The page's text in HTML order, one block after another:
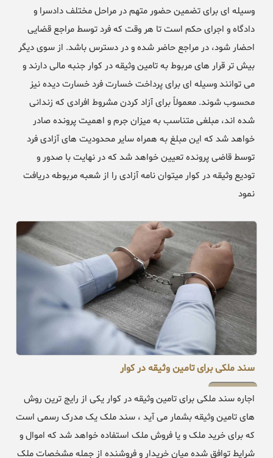
وسیله ای برای تضمین حضور متهم در مراحل مختلف دادسرا و
دادگاه و اجرای حکم است تا هر وقت که فرد توسط مراجع قضایی
احضار شود، در مراجع حاضر شده و در دسترس باشد. از سوی دیگر
بیش تر قرار های مربوط به تامین وثیقه در کوار جنبه مالی دارند و
می توانند وسیله ای برای پرداخت خسارت فرد خسارت دیده نیز
محسوب شوند. معمولاً برای آزاد کردن مشروط افرادی که زندانی
شده اند، مبلغی متناسب به میزان جرم و اهمیت پرونده صادر
خواهد شد که این مبلغ به همراه سایر محدودیت های آزادی فرد
توسط قاضی پرونده تعیین خواهد شد که در نهایت با صدور و
تودیع وثیقه در کوار میتوان نامه آزادی را از شعبه مربوطه دریافت
نمود
سند ملکی برای تامین وثیقه در کوار
اجاره سند ملکی برای تامین وثیقه در کوار یکی از رایج ترین روش
های تامین وثیقه بشمار می آید ، سند ملک یک مدرک رسمی است
که برای خرید ملک و یا فروش ملک استفاده خواهد شد که اموال و
شرایط توافق شده میان خریدار و فروشنده از جمله مشخصات ملک